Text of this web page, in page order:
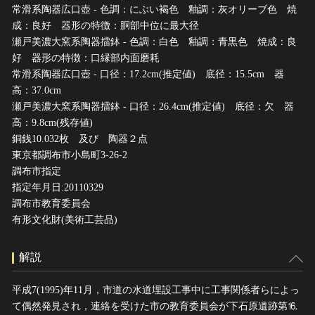
常滑系陶器広口壺 - 色調：にぶい褐色 釉調：灰オリーブ色 焼
成：良好 器形の特徴：胴部中位に最大径
瀬戸美濃大窯系陶器擂鉢 - 色調：白色 釉調：青黒色 焼成：良
好 器形の特徴：口縁部内面磨耗
常滑系陶器広口壺 - 口径：17.2cm(推定値) 底径：15.5cm 器
高：37.0cm
瀬戸美濃大窯系陶器擂鉢 - 口径：26.4cm(推定値) 底径：欠 器
高：9.8cm(残存値)
銅銭10.032枚 及び 陶器２点
東京都調布市小島町3-26-2
調布市指定
指定年月日:20110329
調布市教育委員会
有形文化財(美術工芸品)
解説
平成7(1995)年11月，市道の水道埋設工事中に工事関係者らによっ
て偶然発見され，連絡を受けた市の教育委員会が下石原遺跡第⒗